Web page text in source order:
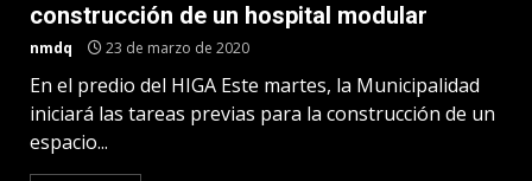
construcción de un hospital modular
nmdq 23 de marzo de 2020
En el predio del HIGA Este martes, la Municipalidad
iniciará las tareas previas para la construcción de un
espacio...